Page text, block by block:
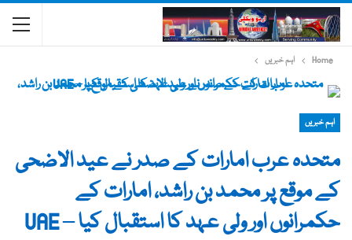
Home اہم خبریں
اہم خبریں
متحدہ عرب امارات کے صدر نے عید الاضحی
کے موقع پر محمد بن راشد، امارات کے
حکمرانوں اور ولی عہد کا استقبال کیا – UAE